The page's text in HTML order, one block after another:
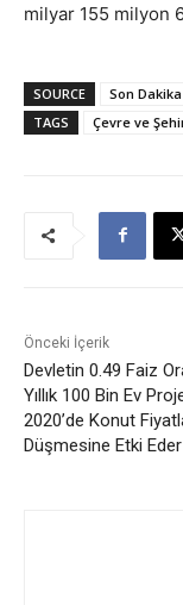
milyar 155 milyon
SOURCE
Son Dakika
TAGS
Çevre ve
Önceki İçerik
Devletin 0.49 Faiz
Yıllık 100 Bin Ev
2020’de Konut
Düşmesine Etki